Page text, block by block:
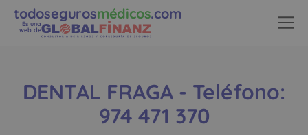
todosegurosmédicos.com
Es una
web de
DENTAL FRAGA - Teléfono:
974 471 370